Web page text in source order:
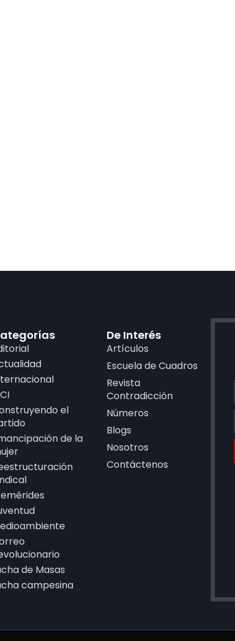
el
de la
de Masas
campesina
De Interés
Artículos
Escuela de Cuadros
Revista
Contradicción
Números
Blogs
Nosotros
Contáctenos